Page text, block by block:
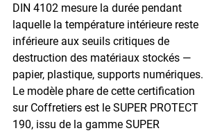
DIN 4102 mesure la durée pendant
laquelle la température intérieure reste
inférieure aux seuils critiques de
destruction des matériaux stockés —
papier, plastique, supports numériques.
Le modèle phare de cette certification
sur Coffretiers est le SUPER PROTECT
190, issu de la gamme SUPER